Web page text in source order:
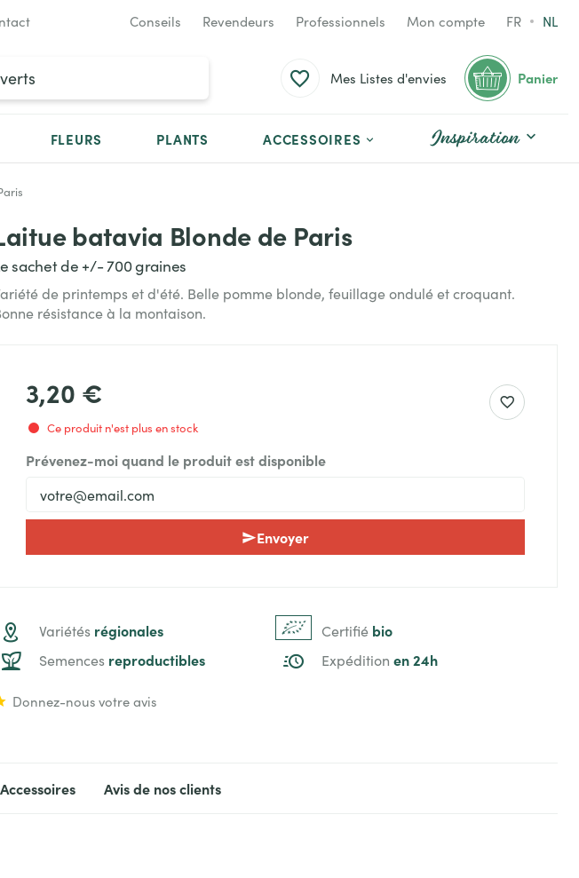
Conseils Revendeurs Professionnels Mon compte FR NL
Mes Listes d'envies Panier
FLEURS PLANTS ACCESSOIRES Inspiration
batavia Blonde de Paris
sachet de +/- 700 graines
de printemps et d'été. Belle pomme blonde, feuillage ondulé et croquant.
résistance à la montaison.
3,20 €
Ce produit n'est plus en stock
Prévenez-moi quand le produit est disponible
Envoyer
Variétés régionales Certifié bio
Semences reproductibles Expédition en 24h
Donnez-nous votre avis
Accessoires Avis de nos clients